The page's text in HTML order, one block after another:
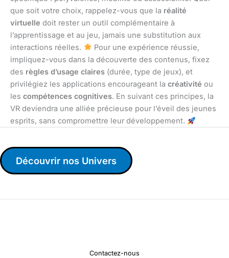
que soit votre choix, rappelez-vous que la réalité
virtuelle doit rester un outil complémentaire à
l’apprentissage et au jeu, jamais une substitution aux
interactions réelles.
Pour une expérience réussie,
impliquez-vous dans la découverte des contenus, fixez
des règles d’usage claires (durée, type de jeux), et
privilégiez les applications encourageant la créativité ou
les compétences cognitives. En suivant ces principes, la
VR deviendra une alliée précieuse pour l’éveil des jeunes
esprits, sans compromettre leur développement.
Découvrir nos Univers
Contactez-nous